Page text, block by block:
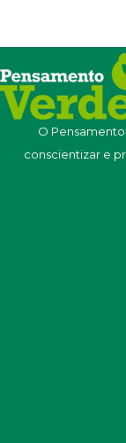
O
conscientizar e